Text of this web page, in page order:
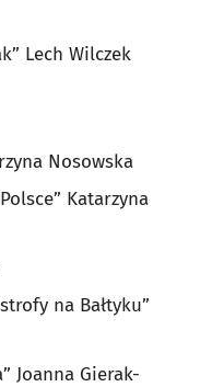
Lech Wilczek
Nosowska
Katarzyna
na Bałtyku”
Joanna Gierak-